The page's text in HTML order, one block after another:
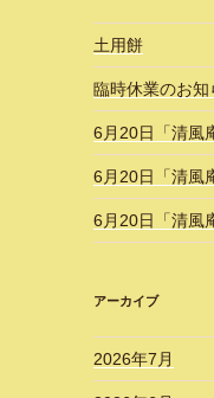
土用餅
臨時休業のお知
6月20日「清
6月20日「清風
6月20日「清風
アーカイブ
2026年7月